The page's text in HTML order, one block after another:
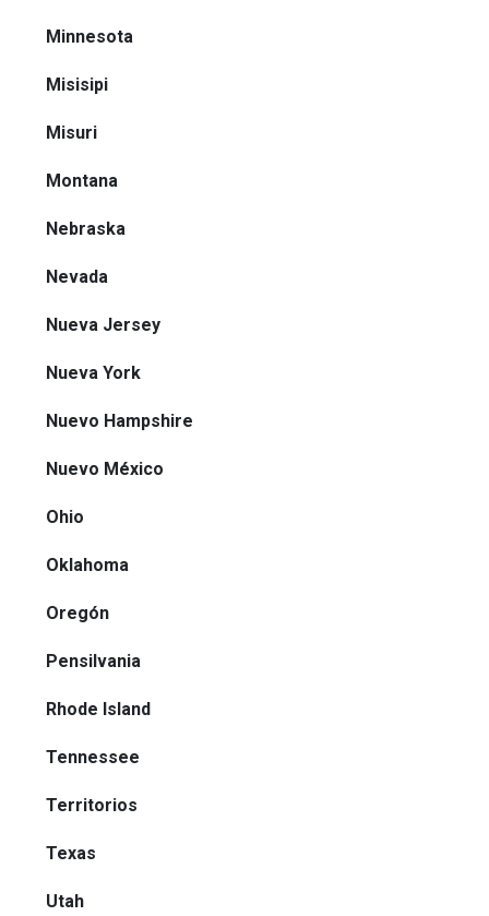
Minnesota
Misisipi
Misuri
Montana
Nebraska
Nevada
Nueva Jersey
Nueva York
Nuevo Hampshire
Nuevo México
Ohio
Oklahoma
Oregón
Pensilvania
Rhode Island
Tennessee
Territorios
Texas
Utah